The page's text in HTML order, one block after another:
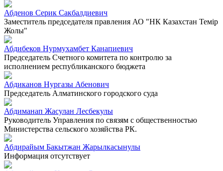
Абденов Серик Сакбалдиевич
Заместитель председателя правления АО "НК Казахстан Темiр
Жолы"
Абдибеков Нурмухамбет Канапиевич
Председатель Счетного комитета по контролю за
исполнением республиканского бюджета
Абдиканов Нургазы Абенович
Председатель Алматинского городского суда
Абдиманап Жасулан Лесбекулы
Руководитель Управления по связям с общественностью
Министерства сельского хозяйства РК.
Абдирайым Бакытжан Жарылкасынулы
Информация отсутствует